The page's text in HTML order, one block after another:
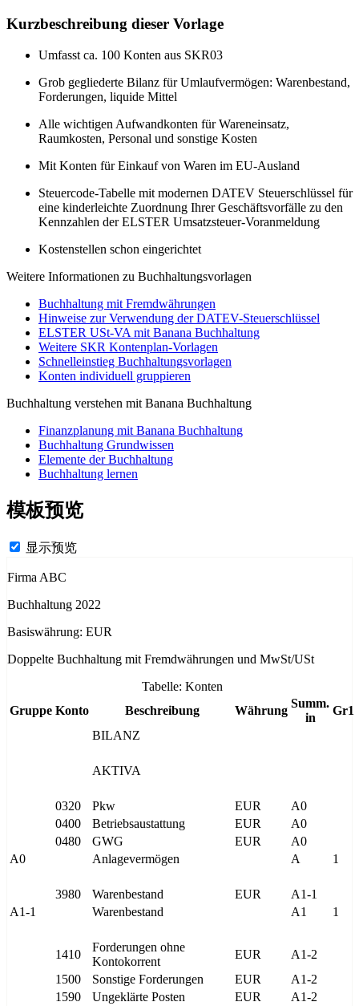
Kurzbeschreibung dieser Vorlage
Umfasst ca. 100 Konten aus SKR03
Grob gegliederte Bilanz für Umlaufvermögen: Warenbestand,
Forderungen, liquide Mittel
Alle wichtigen Aufwandkonten für Wareneinsatz,
Raumkosten, Personal und sonstige Kosten
Mit Konten für Einkauf von Waren im EU-Ausland
Steuercode-Tabelle mit modernen DATEV Steuerschlüssel für
eine kinderleichte Zuordnung Ihrer Geschäftsvorfälle zu den
Kennzahlen der ELSTER Umsatzsteuer-Voranmeldung
Kostenstellen schon eingerichtet
Weitere Informationen zu Buchhaltungsvorlagen
Buchhaltung mit Fremdwährungen
Hinweise zur Verwendung der DATEV-Steuerschlüssel
ELSTER USt-VA mit Banana Buchhaltung
Weitere SKR Kontenplan-Vorlagen
Schnelleinstieg Buchhaltungsvorlagen
Konten individuell gruppieren
Buchhaltung verstehen mit Banana Buchhaltung
Finanzplanung mit Banana Buchhaltung
Buchhaltung Grundwissen
Elemente der Buchhaltung
Buchhaltung lernen
模板预览
显示预览
Firma ABC
Buchhaltung 2022
Basiswährung: EUR
Doppelte Buchhaltung mit Fremdwährungen und MwSt/USt
Tabelle: Konten
Gruppe Konto Beschreibung Währung
Summ.
in
Gr1
BILANZ
AKTIVA
0320 Pkw EUR
A0
0400
Betriebsaustattung EUR
A0
0480
GWG EUR
A0
A0
Anlagevermögen A 1
3980 Warenbestand EUR
A1-1
A1-1
Warenbestand A1 1
1410
Forderungen ohne
Kontokorrent
EUR
A1-2
1500
Sonstige Forderungen EUR
A1-2
1590
Ungeklärte Posten EUR
A1-2